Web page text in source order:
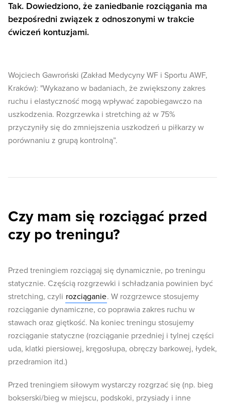
Tak. Dowiedziono, że zaniedbanie rozciągania ma
bezpośredni związek z odnoszonymi w trakcie
ćwiczeń kontuzjami.
Wojciech Gawroński (Zakład Medycyny WF i Sportu AWF,
Kraków): "Wykazano w badaniach, że zwiększony zakres
ruchu i elastyczność mogą wpływać zapobiegawczo na
uszkodzenia. Rozgrzewka i stretching aż w 75%
przyczyniły się do zmniejszenia uszkodzeń u piłkarzy w
porównaniu z grupą kontrolną”.
Czy mam się rozciągać przed
czy po treningu?
Przed treningiem rozciągaj się dynamicznie, po treningu
statycznie. Częścią rozgrzewki i schładzania powinien być
stretching, czyli rozciąganie. W rozgrzewce stosujemy
rozciąganie dynamiczne, co poprawia zakres ruchu w
stawach oraz giętkość. Na koniec treningu stosujemy
rozciąganie statyczne (rozciąganie przedniej i tylnej części
uda, klatki piersiowej, kręgosłupa, obręczy barkowej, łydek,
przedramion itd.)
Przed treningiem siłowym wystarczy rozgrzać się (np. bieg
bokserski/bieg w miejscu, podskoki, przysiady i inne